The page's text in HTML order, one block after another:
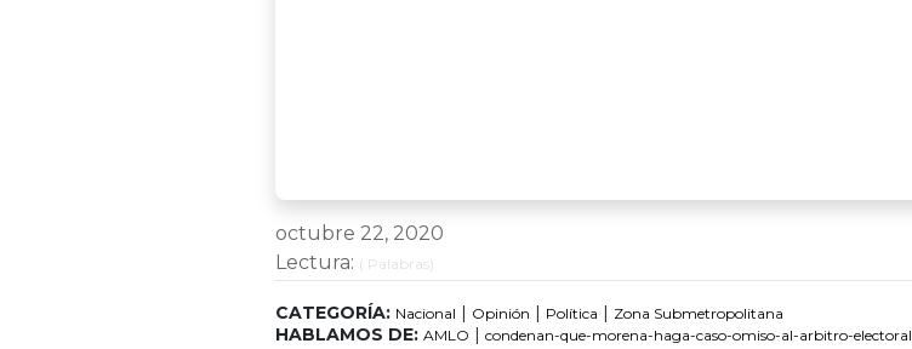
octubre 22, 2020
Lectura: ( Palabras)
CATEGORÍA: Nacional | Opinión | Política | Zona Submetropolitana
HABLAMOS DE: AMLO | condenan-que-morena-haga-caso-omiso-al-arbitro-electoral